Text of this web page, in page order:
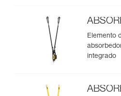
Elemento
integrado